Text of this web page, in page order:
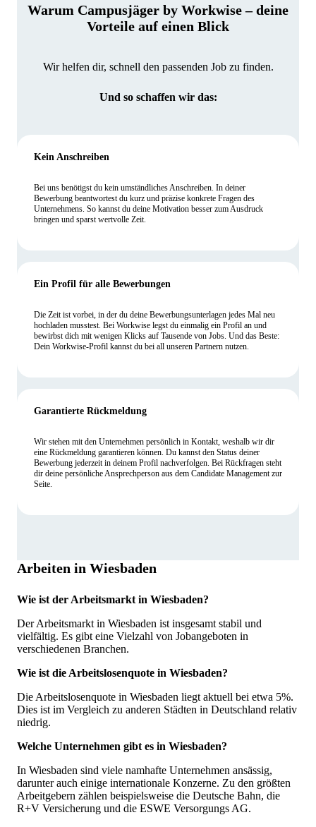
Warum Campusjäger by Workwise – deine
Vorteile auf einen Blick
Wir helfen dir, schnell den passenden Job zu finden.
Und so schaffen wir das:
Kein Anschreiben
Bei uns benötigst du kein umständliches Anschreiben. In deiner
Bewerbung beantwortest du kurz und präzise konkrete Fragen des
Unternehmens. So kannst du deine Motivation besser zum Ausdruck
bringen und sparst wertvolle Zeit.
Ein Profil für alle Bewerbungen
Die Zeit ist vorbei, in der du deine Bewerbungsunterlagen jedes Mal neu
hochladen musstest. Bei Workwise legst du einmalig ein Profil an und
bewirbst dich mit wenigen Klicks auf Tausende von Jobs. Und das Beste:
Dein Workwise-Profil kannst du bei all unseren Partnern nutzen.
Garantierte Rückmeldung
Wir stehen mit den Unternehmen persönlich in Kontakt, weshalb wir dir
eine Rückmeldung garantieren können. Du kannst den Status deiner
Bewerbung jederzeit in deinem Profil nachverfolgen. Bei Rückfragen steht
dir deine persönliche Ansprechperson aus dem Candidate Management zur
Seite.
Arbeiten in Wiesbaden
Wie ist der Arbeitsmarkt in Wiesbaden?
Der Arbeitsmarkt in Wiesbaden ist insgesamt stabil und
vielfältig. Es gibt eine Vielzahl von Jobangeboten in
verschiedenen Branchen.
Wie ist die Arbeitslosenquote in Wiesbaden?
Die Arbeitslosenquote in Wiesbaden liegt aktuell bei etwa 5%.
Dies ist im Vergleich zu anderen Städten in Deutschland relativ
niedrig.
Welche Unternehmen gibt es in Wiesbaden?
In Wiesbaden sind viele namhafte Unternehmen ansässig,
darunter auch einige internationale Konzerne. Zu den größten
Arbeitgebern zählen beispielsweise die Deutsche Bahn, die
R+V Versicherung und die ESWE Versorgungs AG.